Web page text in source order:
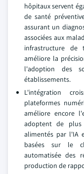
hôpitaux servent
de santé
assurant un
associées aux
infrastructure de
améliore la
l'adoption des
établissements.
L'intégration
plateformes
améliore encore
adoptent de plus
alimentés par l'IA
basées sur le
automatisée des
production de